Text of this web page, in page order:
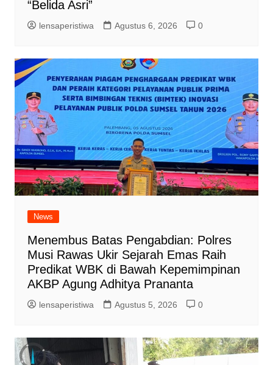
“Belida Asri”
lensaperistiwa Agustus 6, 2026 0
News
Menembus Batas Pengabdian: Polres
Musi Rawas Ukir Sejarah Emas Raih
Predikat WBK di Bawah Kepemimpinan
AKBP Agung Adhitya Prananta
lensaperistiwa Agustus 5, 2026 0